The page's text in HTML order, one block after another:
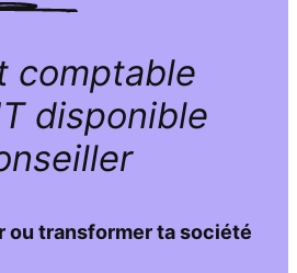
comptable
disponible
ou transformer ta société